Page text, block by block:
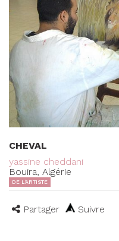
CHEVAL
yassine cheddani
Bouira, Algérie
DE L'ARTISTE
Partager Suivre